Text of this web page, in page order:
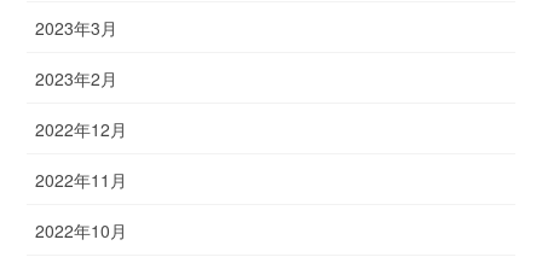
2023年3月
2023年2月
2022年12月
2022年11月
2022年10月